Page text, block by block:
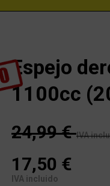
Espejo
1100cc
24,99€ IVA
17,50 €
IVA incluido